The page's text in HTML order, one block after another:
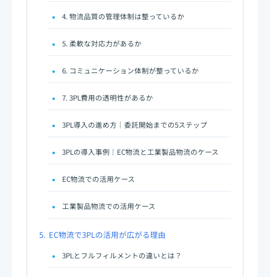
4. 物流品質の管理体制は整っているか
5. 柔軟な対応力があるか
6. コミュニケーション体制が整っているか
7. 3PL費用の透明性があるか
3PL導入の進め方｜委託開始までの5ステップ
3PLの導入事例｜EC物流と工業製品物流のケース
EC物流での活用ケース
工業製品物流での活用ケース
5. EC物流で3PLの活用が広がる理由
3PLとフルフィルメントの違いとは？